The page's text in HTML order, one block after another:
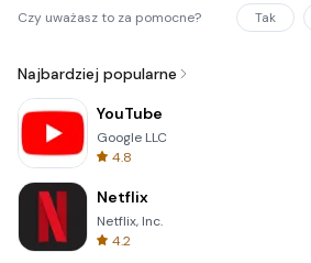
Czy uważasz to za pomocne? Tak
Najbardziej popularne
YouTube
Google LLC
4.8
Netflix
Netflix, Inc.
4.2